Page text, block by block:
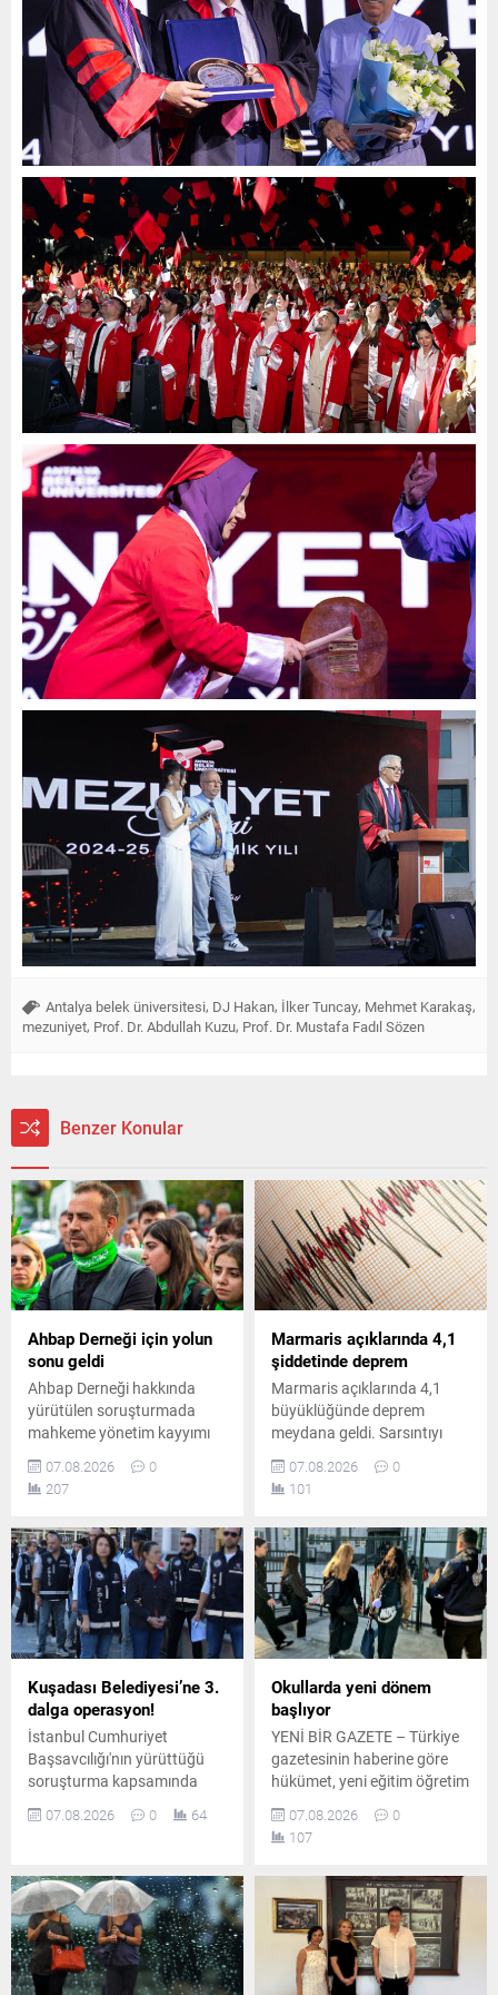
Antalya belek üniversitesi, DJ Hakan, İlker Tuncay, Mehmet Karakaş,
mezuniyet, Prof. Dr. Abdullah Kuzu, Prof. Dr. Mustafa Fadıl Sözen
Benzer Konular
Ahbap Derneği için yolun
sonu geldi
Ahbap Derneği hakkında
yürütülen soruşturmada
mahkeme yönetim kayyımı
atanmasına karar verdi.
Başsavcılık, derneğin
faaliyetlerinin
feshedilmesini talep ederken
soruşturma dört başlıkta
sürüyor.
07.08.2026
0
207
Marmaris açıklarında 4,1
şiddetinde deprem
Marmaris açıklarında 4,1
büyüklüğünde deprem
meydana geldi. Sarsıntıyı
hisseden bölge halkı kısa
süreli panik yaşarken, AFAD
tarafından yapılan ilk
olumsuzluğa rastlanmadığı
açıklandı.
07.08.2026
0
101
Kuşadası Belediyesi’ne 3.
dalga operasyon!
İstanbul Cumhuriyet
Başsavcılığı'nın yürüttüğü
soruşturma kapsamında
Kuşadası Belediyesi'ne
yönelik operasyonların 3.
Antalya'da belirlenen
adreslere eş zamanlı
operasyon düzenledi.
07.08.2026 0 64
Okullarda yeni dönem
başlıyor
YENİ BİR GAZETE – Türkiye
gazetesinin haberine göre
hükümet, yeni eğitim öğretim
yılı öncesinde okul
güvenliğini artırmaya yönelik
yeni bir çalışma için harekete
İçişleri Bakanlığı, Milli Eğitim
Bakanlığı ile Çalışma ve
Sosyal Güvenlik Bakanlığı
koordinasyonunda okullarda
görevlendirilmek üzere 30 bin
07.08.2026
0
107